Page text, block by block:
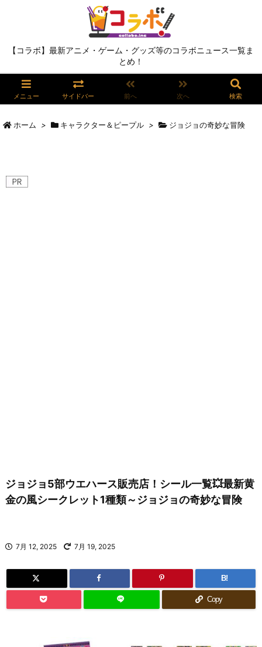
【コラボ】最新アニメ・ゲーム・グッズ等のコラボニュース一覧ま
とめ！
メニュー サイドバー 前へ 次へ 検索
ホーム > キャラクター＆ピープル > ジョジョの奇妙な冒険
ジョジョ5部ウエハース販売店！シール一覧💥最新黄
金の風シークレット1種類～ジョジョの奇妙な冒険
7月 12, 2025 7月 19, 2025
B!
Copy